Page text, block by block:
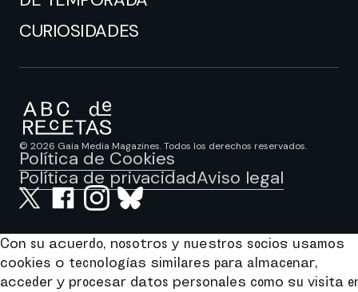
CURIOSIDADES
© 2026 Gaia Media Magazines. Todos los derechos reservados.
Política de Cookies
Política de privacidadAviso legal
Con su acuerdo, nosotros y nuestros socios usamos
cookies o tecnologías similares para almacenar,
acceder y procesar datos personales como su visita